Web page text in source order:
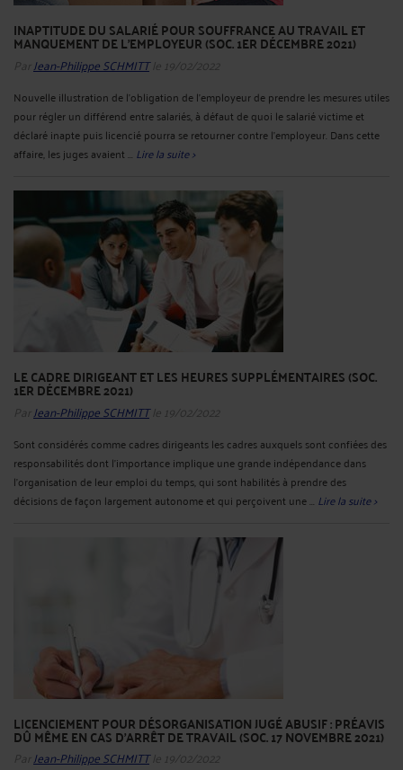
INAPTITUDE DU SALARIÉ POUR SOUFFRANCE AU TRAVAIL ET
MANQUEMENT DE L'EMPLOYEUR (SOC. 1ER DÉCEMBRE 2021)
Par Jean-Philippe SCHMITTle 19/02/2022
Nouvelle illustration de l’obligation de l’employeur de prendre les mesures utiles
pour régler un différend entre salariés, à défaut de quoi le salarié victime et
déclaré inapte puis licencié pourra se retourner contre l’employeur. Dans cette
affaire, les juges avaient ... Lire la suite >
LE CADRE DIRIGEANT ET LES HEURES SUPPLÉMENTAIRES (SOC.
1ER DÉCEMBRE 2021)
Par Jean-Philippe SCHMITTle 19/02/2022
Sont considérés comme cadres dirigeants les cadres auxquels sont confiées des
responsabilités dont l'importance implique une grande indépendance dans
l'organisation de leur emploi du temps, qui sont habilités à prendre des
décisions de façon largement autonome et qui perçoivent une ... Lire la suite >
LICENCIEMENT POUR DÉSORGANISATION JUGÉ ABUSIF : PRÉAVIS
DÛ MÊME EN CAS D'ARRÊT DE TRAVAIL (SOC. 17 NOVEMBRE 2021)
Par Jean-Philippe SCHMITTle 19/02/2022